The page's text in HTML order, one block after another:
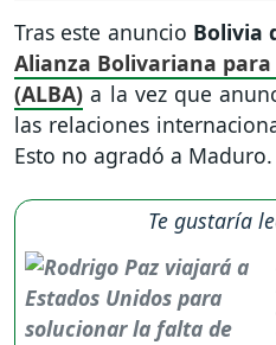
Tras este anuncio Bolivia
Alianza Bolivariana para
(ALBA) a la vez que
las relaciones
Esto no agradó a Maduro.
Te gustaría